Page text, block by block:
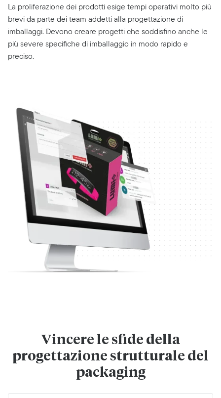
La proliferazione dei prodotti esige tempi operativi molto più
brevi da parte dei team addetti alla progettazione di
imballaggi. Devono creare progetti che soddisfino anche le
più severe specifiche di imballaggio in modo rapido e
preciso.
Vincere le sfide della
progettazione strutturale del
packaging